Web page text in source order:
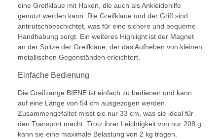
eine Greifklaue mit Haken, die auch als Ankleidehilfe
genutzt werden kann. Die Greifklaue und der Griff sind
antirutschbeschichtet, was für eine sichere und bequeme
Handhabung sorgt. Ein weiteres Highlight ist der Magnet
an der Spitze der Greifklaue, der das Aufheben von kleinen
metallischen Gegenständen erleichtert.
Einfache Bedienung
Die Greifzange BIENE ist einfach zu bedienen und kann
auf eine Länge von 54 cm ausgezogen werden.
Zusammengefaltet misst sie nur 33 cm, was sie ideal für
den Transport macht. Trotz ihrer Leichtigkeit von nur 208 g
kann sie eine maximale Belastung von 2 kg tragen.